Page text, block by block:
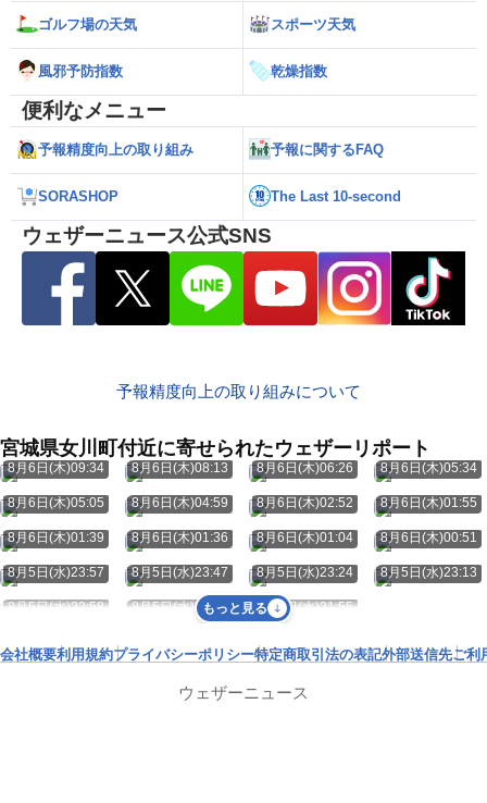
ゴルフ場の天気 スポーツ天気
風邪予防指数 乾燥指数
便利なメニュー
予報精度向上の取り組み 予報に関するFAQ
SORASHOP The Last 10-second
ウェザーニュース公式SNS
予報精度向上の取り組みについて
宮城県女川町付近に寄せられたウェザーリポート
8月6日(木)09:34 8月6日(木)08:13 8月6日(木)06:26 8月6日(木)05:34
8月6日(木)05:05 8月6日(木)04:59 8月6日(木)02:52 8月6日(木)01:55
8月6日(木)01:39 8月6日(木)01:36 8月6日(木)01:04 8月6日(木)00:51
8月5日(水)23:57 8月5日(水)23:47 8月5日(水)23:24 8月5日(水)23:13
8月5日(水)22:58 8月5日(水)22:24 8月5日(水)21:55
もっと見る
会社概要利用規約プライバシーポリシー特定商取引法の表記外部送信先ご利
ウェザーニュース